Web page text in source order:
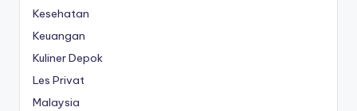
Kesehatan
Keuangan
Kuliner Depok
Les Privat
Malaysia